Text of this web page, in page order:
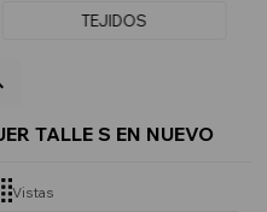
TEJIDOS
TALLE S EN NUEVO
Vistas